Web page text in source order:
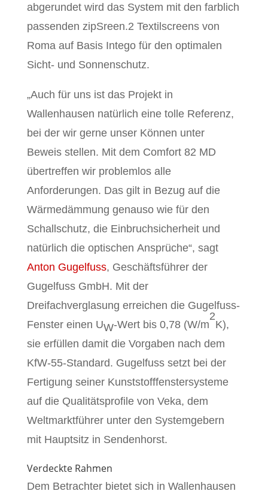
abgerundet wird das System mit den farblich
passenden zipSreen.2 Textilscreens von
Roma auf Basis Intego für den optimalen
Sicht- und Sonnenschutz.
„Auch für uns ist das Projekt in
Wallenhausen natürlich eine tolle Referenz,
bei der wir gerne unser Können unter
Beweis stellen. Mit dem Comfort 82 MD
übertreffen wir problemlos alle
Anforderungen. Das gilt in Bezug auf die
Wärmedämmung genauso wie für den
Schallschutz, die Einbruchsicherheit und
natürlich die optischen Ansprüche“, sagt
Anton Gugelfuss, Geschäftsführer der
Gugelfuss GmbH. Mit der
Dreifachverglasung erreichen die Gugelfuss-
Fenster einen UW-Wert bis 0,78 (W/m
2
K),
sie erfüllen damit die Vorgaben nach dem
KfW-55-Standard. Gugelfuss setzt bei der
Fertigung seiner Kunststofffenstersysteme
auf die Qualitätsprofile von Veka, dem
Weltmarktführer unter den Systemgebern
mit Hauptsitz in Sendenhorst.
Verdeckte Rahmen
Dem Betrachter bietet sich in Wallenhausen